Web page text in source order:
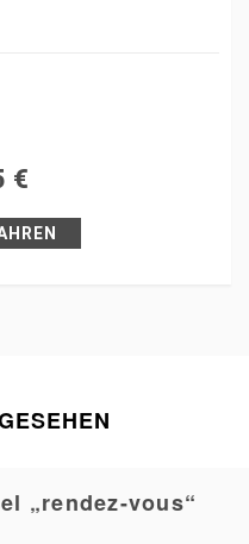
€
„rendez-vous“